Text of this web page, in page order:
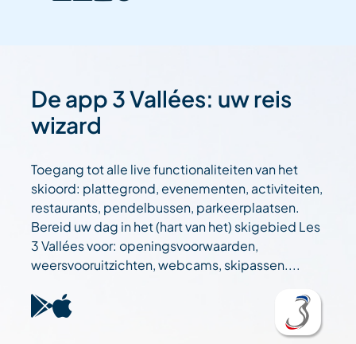
De app 3 Vallées: uw reis
wizard
Toegang tot alle live functionaliteiten van het
skioord: plattegrond, evenementen, activiteiten,
restaurants, pendelbussen, parkeerplaatsen.
Bereid uw dag in het (hart van het) skigebied Les
3 Vallées voor: openingsvoorwaarden,
weersvooruitzichten, webcams, skipassen....